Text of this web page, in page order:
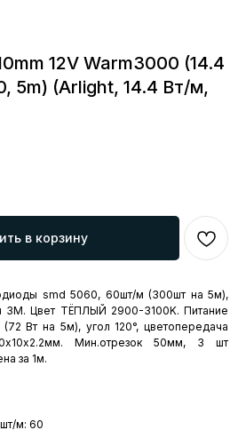
12V Warm3000 (14.4
5m) (Arlight, 14.4 Вт/м,
в корзину
smd 5060, 60шт/м (300шт на 5м),
3М. Цвет ТЁПЛЫЙ 2900-3100K. Питание
Вт на 5м), угол 120°, цветопередача
Мин.отрезок 50мм, 3 шт
за 1м.
м: 60